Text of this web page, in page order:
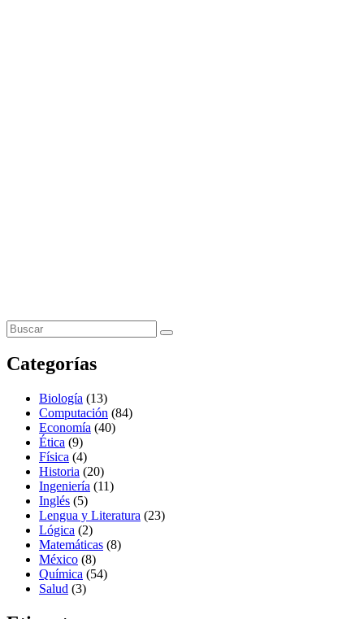
Categorías
Biología (13)
Computación (84)
Economía (40)
Ética (9)
Física (4)
Historia (20)
Ingeniería (11)
Inglés (5)
Lengua y Literatura (23)
Lógica (2)
Matemáticas (8)
México (8)
Química (54)
Salud (3)